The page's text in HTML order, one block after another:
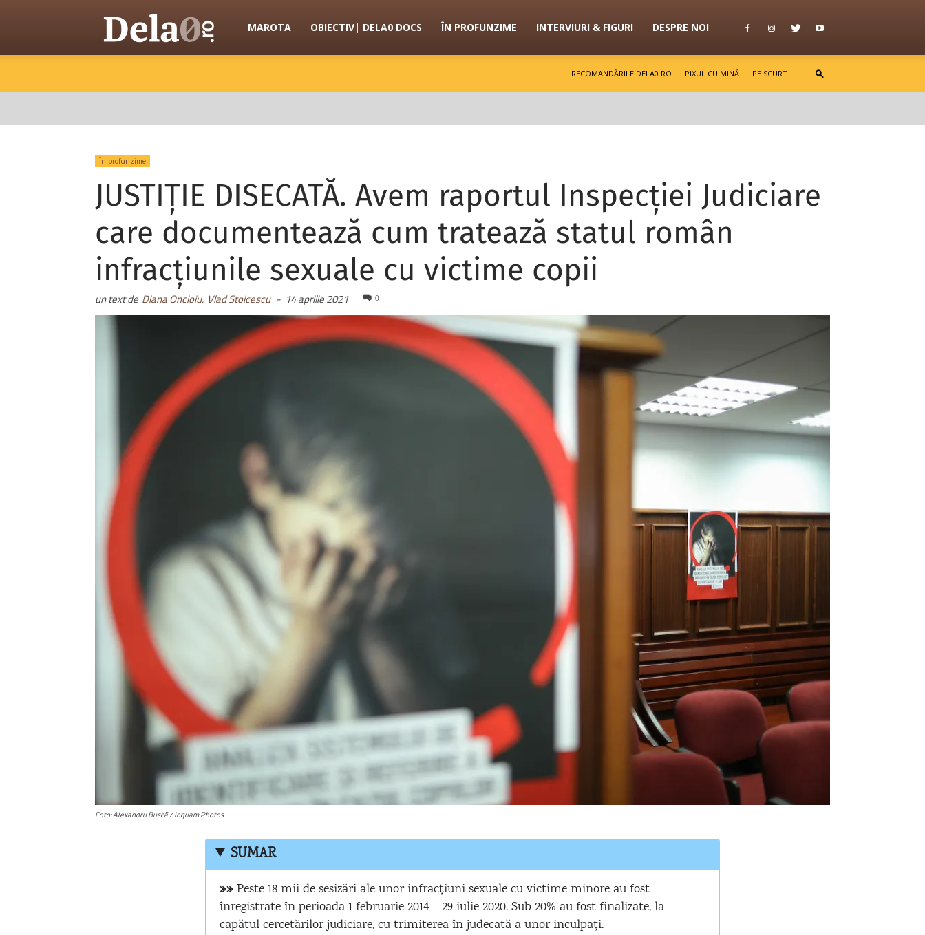
Dela0
MAROTA OBIECTIV| DELA0 DOCS ÎN PROFUNZIME INTERVIURI & FIGURI DESPRE NOI
RECOMANDĂRILE DELA0.RO PIXUL CU MINĂ PE SCURT
În profunzime
JUSTIȚIE DISECATĂ. Avem raportul Inspecției Judiciare
care documentează cum tratează statul român
infracțiunile sexuale cu victime copii
un text de Diana Oncioiu, Vlad Stoicescu - 14 aprilie 2021 0
Foto: Alexandru Bușcă / Inquam Photos
SUMAR
»»Peste 18 mii de sesizări ale unor infracțiuni sexuale cu victime minore au fost
înregistrate în perioada 1 februarie 2014 – 29 iulie 2020. Sub 20% au fost finalizate, la
capătul cercetărilor judiciare, cu trimiterea în judecată a unor inculpați.